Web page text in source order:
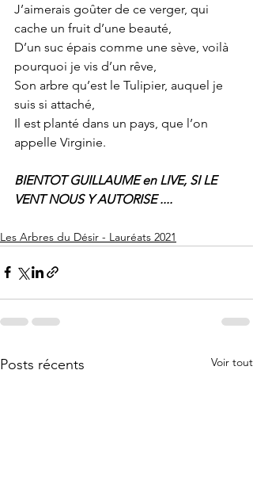
J’aimerais goûter de ce verger, qui
cache un fruit d’une beauté,
D’un suc épais comme une sève, voilà
pourquoi je vis d’un rêve,
Son arbre qu’est le Tulipier, auquel je
suis si attaché,
Il est planté dans un pays, que l’on
appelle Virginie.
BIENTOT GUILLAUME en LIVE, SI LE
VENT NOUS Y AUTORISE ....
Les Arbres du Désir - Lauréats 2021
Posts récents Voir tout